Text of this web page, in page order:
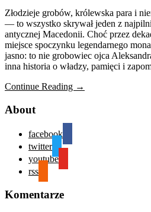
Złodzieje grobów, królewska para i
— to wszystko skrywał jeden z
antycznej Macedonii. Choć przez
miejsce spoczynku legendarnego
jasno: to nie grobowiec ojca
inna historia o władzy, pamięci i
Continue Reading →
About
facebook
twitter
youtube
rss
Komentarze